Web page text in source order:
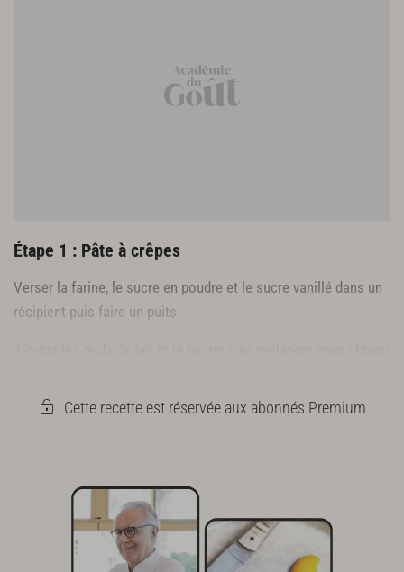
Étape 1 : Pâte à crêpes
Verser la farine, le sucre en poudre et le sucre vanillé dans un
récipient puis faire un puits.
Cette recette est réservée aux abonnés Premium